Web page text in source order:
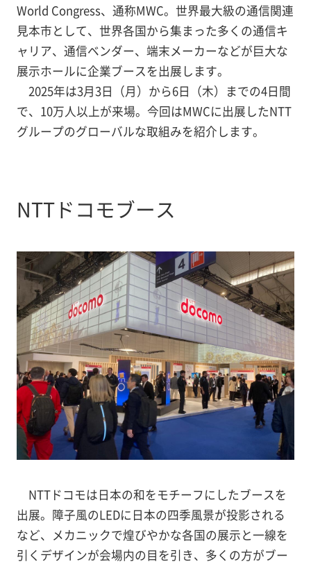
World Congress、通称MWC。世界最大級の通信関連
見本市として、世界各国から集まった多くの通信キ
ャリア、通信ベンダー、端末メーカーなどが巨大な
展示ホールに企業ブースを出展します。
2025年は3月3日（月）から6日（木）までの4日間
で、10万人以上が来場。今回はMWCに出展したNTT
グループのグローバルな取組みを紹介します。
NTTドコモブース
NTTドコモは日本の和をモチーフにしたブースを
出展。障子風のLEDに日本の四季風景が投影される
など、メカニックで煌びやかな各国の展示と一線を
引くデザインが会場内の目を引き、多くの方がブー